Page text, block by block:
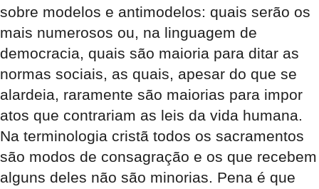
sobre modelos e antimodelos: quais serão os
mais numerosos ou, na linguagem de
democracia, quais são maioria para ditar as
normas sociais, as quais, apesar do que se
alardeia, raramente são maiorias para impor
atos que contrariam as leis da vida humana.
Na terminologia cristã todos os sacramentos
são modos de consagração e os que recebem
alguns deles não são minorias. Pena é que